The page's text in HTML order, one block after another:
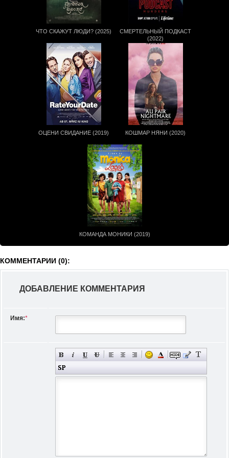
ЧТО СКАЖУТ ЛЮДИ? (2025)
СМЕРТЕЛЬНЫЙ ПОДКАСТ
(2022)
ОЦЕНИ СВИДАНИЕ (2019) КОШМАР НЯНИ (2020)
КОМАНДА МОНИКИ (2019)
КОММЕНТАРИИ (0):
ДОБАВЛЕНИЕ КОММЕНТАРИЯ
Имя:*